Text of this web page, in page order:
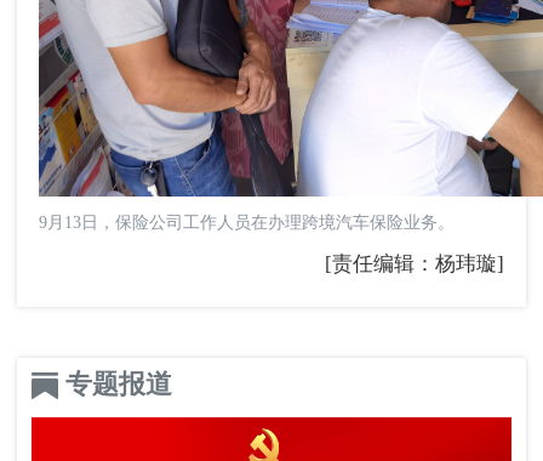
9月13日，保险公司工作人员在办理跨境汽车保险业务。
[责任编辑：杨玮璇]
专题报道